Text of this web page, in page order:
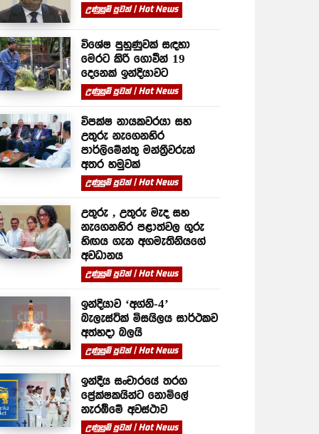
උණුසුම් පුවත් | Hot News
විශේෂ පුහුණුවක් සඳහා
මෙරට කිරි ගොවීන් 19
දෙනෙක් ඉන්දියාවට
උණුසුම් පුවත් | Hot News
විපක්ෂ නායකවරයා සහ
උතුරු නැගෙනහිර
පාර්ලිමේන්තු මන්ත්‍රීවරුන්
අතර හමුවක්
උණුසුම් පුවත් | Hot News
උතුරු , උතුරු මැද සහ
නැගෙනහිර පළාත්වල ගුරු
හිඟය ගැන අගමැතිනියගේ
අවධානය
උණුසුම් පුවත් | Hot News
ඉන්දියාව ‘අග්නි-4’
බැලැස්ටික් මිසයිලය සාර්ථකව
අත්හදා බලයි
උණුසුම් පුවත් | Hot News
ඉන්දීය සංචාරයේ තරග
ප්‍රේක්ෂකයින්ට නොමිලේ
නැරඹීමේ අවස්ථාව
උණුසුම් පුවත් | Hot News